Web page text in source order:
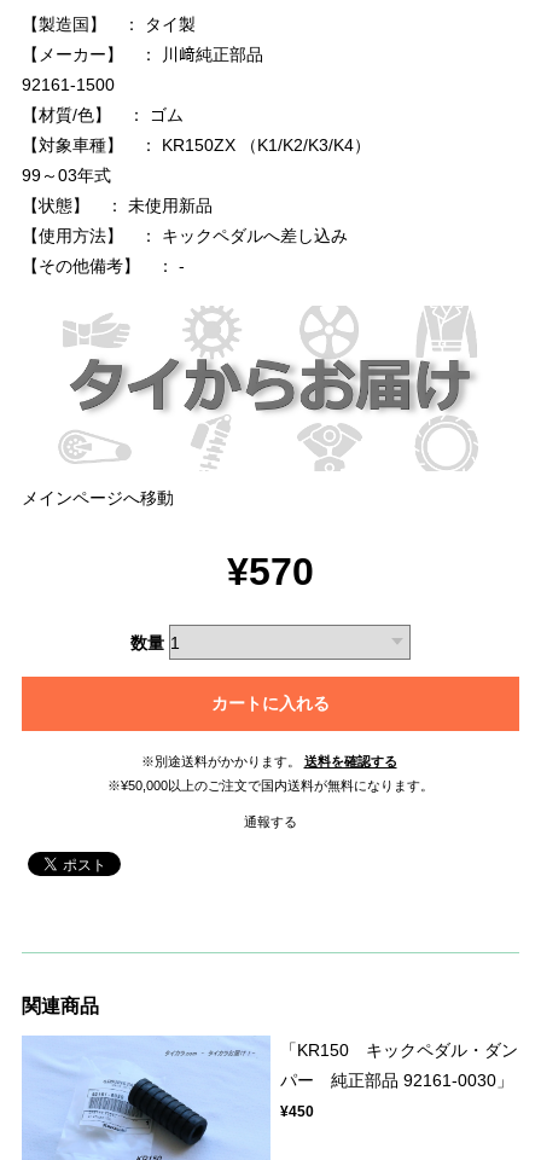
【製造国】 ： タイ製
【メーカー】 ： 川﨑純正部品
92161-1500
【材質/色】 ： ゴム
【対象車種】 ： KR150ZX （K1/K2/K3/K4）
99～03年式
【状態】 ： 未使用新品
【使用方法】 ： キックペダルへ差し込み
【その他備考】 ： -
メインページへ移動
¥570
数量
カートに入れる
※別途送料がかかります。
送料を確認する
※¥50,000以上のご注文で国内送料が無料になります。
通報する
関連商品
「KR150 キックペダル・ダン
パー 純正部品 92161-0030」
¥450